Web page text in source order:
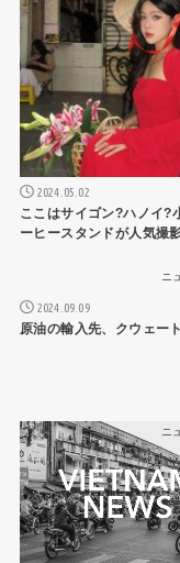
2024.05.02
ここはサイゴン?ハノイ?
ーヒースタンドが人気撮
ニ
2024.09.09
原油の輸入先、クウェー
ニ